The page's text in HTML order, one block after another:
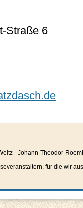
Straße 6
- Johann-Theodor-
für die wir